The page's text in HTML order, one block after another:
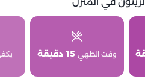
وقت الطهي 15 دقيقة